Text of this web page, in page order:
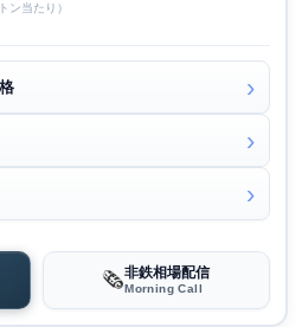
ン当たり）
🗞️非鉄相場配信
Morning Call